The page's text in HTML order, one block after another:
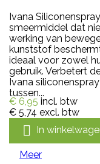
Ivana
smeermiddel dat
werking van
kunststof
ideaal voor zowel
gebruik. Verbetert
Ivana
tussen...
€ 6,95 incl. btw
€ 5,74 excl. btw
 In
Meer